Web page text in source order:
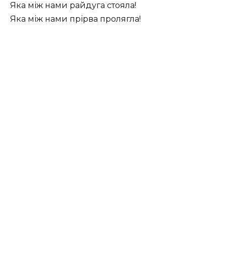
Яка між нами райдуга стояла!
Яка між нами прірва пролягла!